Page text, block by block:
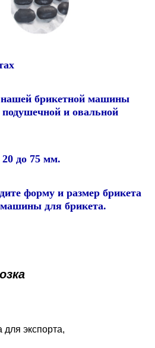
нашей брикетной машины
и овальной
до 75 мм.
форму и размер брикета
машины для брикета.
для экспорта,